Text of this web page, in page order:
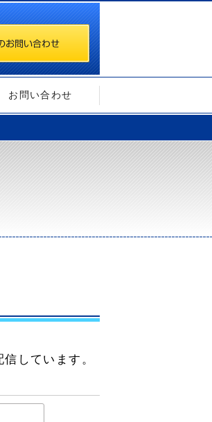
お問い合わせ
しています。